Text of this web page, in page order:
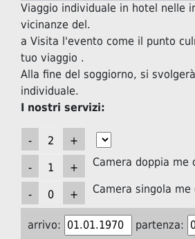
Viaggio individuale in hotel nelle
vicinanze del.
a Visita l'evento come il punto
tuo viaggio .
Alla fine del soggiorno, si
individuale.
I nostri servizi:
Camera doppia me
Camera singola me
arrivo: partenza: